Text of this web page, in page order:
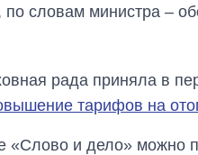
по словам министра –
рада приняла в
тарифов на
«Слово и дело» можно